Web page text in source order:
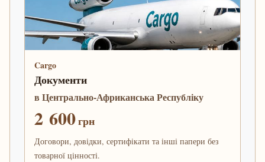
Cargo
Документи
в Центрально-Африканська Республіку
2 600грн
Договори, довідки, сертифікати та інші папери без
товарної цінності.